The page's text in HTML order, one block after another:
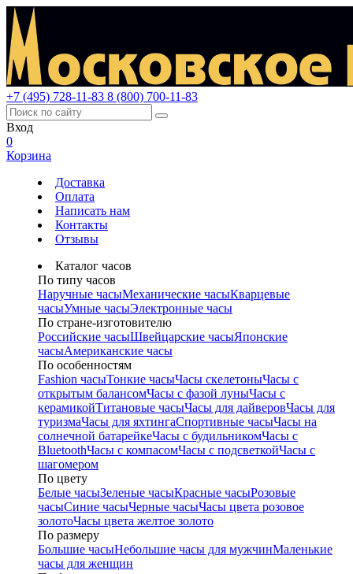
+7 (495) 728-11-83 8 (800) 700-11-83
Вход
0
Корзина
Доставка
Оплата
Написать нам
Контакты
Отзывы
Каталог часов
По типу часов
Наручные часыМеханические часыКварцевые
часыУмные часыЭлектронные часы
По стране-изготовителю
Российские часыШвейцарские часыЯпонские
часыАмериканские часы
По особенностям
Fashion часыТонкие часыЧасы скелетоныЧасы с
открытым балансомЧасы с фазой луныЧасы с
керамикойТитановые часыЧасы для дайверовЧасы для
туризмаЧасы для яхтингаСпортивные часыЧасы на
солнечной батарейкеЧасы с будильникомЧасы с
BluetoothЧасы с компасомЧасы с подсветкойЧасы с
шагомером
По цвету
Белые часыЗеленые часыКрасные часыРозовые
часыСиние часыЧерные часыЧасы цвета розовое
золотоЧасы цвета желтое золото
По размеру
Большие часыНебольшие часы для мужчинМаленькие
часы для женщин